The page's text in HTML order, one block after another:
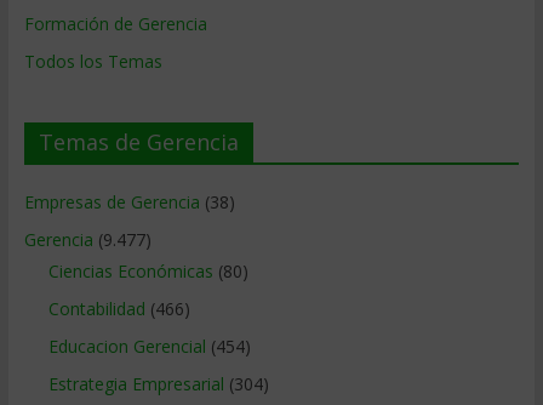
Formación de Gerencia
Todos los Temas
Temas de Gerencia
Empresas de Gerencia (38)
Gerencia (9.477)
Ciencias Económicas (80)
Contabilidad (466)
Educacion Gerencial (454)
Estrategia Empresarial (304)